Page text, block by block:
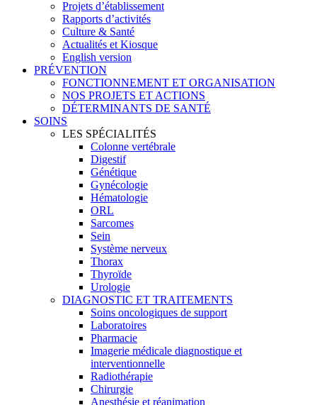
Projets d’établissement
Rapports d’activités
Culture & Santé
Actualités et Kiosque
English version
PRÉVENTION
FONCTIONNEMENT ET ORGANISATION
NOS PROJETS ET ACTIONS
DÉTERMINANTS DE SANTÉ
SOINS
LES SPÉCIALITÉS
Colonne vertébrale
Digestif
Génétique
Gynécologie
Hématologie
ORL
Sarcomes
Sein
Système nerveux
Thorax
Thyroïde
Urologie
DIAGNOSTIC ET TRAITEMENTS
Soins oncologiques de support
Laboratoires
Pharmacie
Imagerie médicale diagnostique et
interventionnelle
Radiothérapie
Chirurgie
Anesthésie et réanimation